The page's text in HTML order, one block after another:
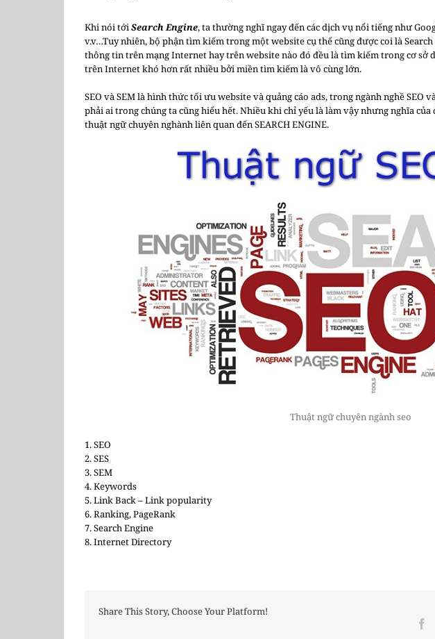
Khi nói tớiSearch Engine, ta thường nghĩ ngay đến các dịch vụ nổi tiếng như
v.v…Tuy nhiên, bộ phận tìm kiếm trong một website cụ thể cũng được coi là
thông tin trên mạng Internet hay trên website nào đó đều là tìm kiếm trong cơ sở
trên Internet khó hơn rất nhiều bởi miền tìm kiếm là vô cùng lớn.
SEO và SEM là hình thức tối ưu website và quảng cáo ads, trong ngành nghề SEO
phải ai trong chúng ta cũng hiểu hết. Nhiều khi chỉ yếu là làm vậy nhưng nghĩa
thuật ngữ chuyên nghành liên quan đến SEARCH ENGINE.
Thuật ngữ chuyên ngành seo
1. SEO
2. SES
3. SEM
4. Keywords
5. Link Back – Link popularity
6. Ranking, PageRank
7. Search Engine
8. Internet Directory
Share This Story, Choose Your Platform!